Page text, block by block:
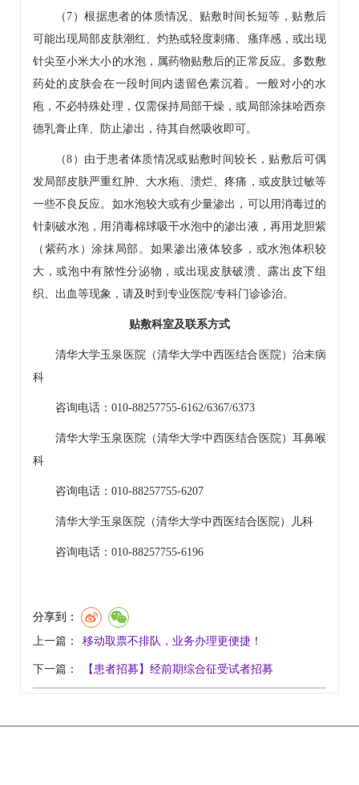
（7）根据患者的体质情况、贴敷时间长短等，贴敷后
可能出现局部皮肤潮红、灼热或轻度刺痛、瘙痒感，或出现
针尖至小米大小的水泡，属药物贴敷后的正常反应。多数敷
药处的皮肤会在一段时间内遗留色素沉着。一般对小的水
疱，不必特殊处理，仅需保持局部干燥，或局部涂抹哈西奈
德乳膏止痒、防止渗出，待其自然吸收即可。
（8）由于患者体质情况或贴敷时间较长，贴敷后可偶
发局部皮肤严重红肿、大水疱、溃烂、疼痛，或皮肤过敏等
一些不良反应。如水泡较大或有少量渗出，可以用消毒过的
针刺破水泡，用消毒棉球吸干水泡中的渗出液，再用龙胆紫
（紫药水）涂抹局部。如果渗出液体较多，或水泡体积较
大，或泡中有脓性分泌物，或出现皮肤破溃、露出皮下组
织、出血等现象，请及时到专业医院/专科门诊诊治。
贴敷科室及联系方式
清华大学玉泉医院（清华大学中西医结合医院）治未病
科
咨询电话：010-88257755-6162/6367/6373
清华大学玉泉医院（清华大学中西医结合医院） 耳鼻喉
科
咨询电话：010-88257755-6207
清华大学玉泉医院（清华大学中西医结合医院） 儿科
咨询电话：010-88257755-6196
分享到：
上一篇： 移动取票不排队，业务办理更便捷！
下一篇： 【患者招募】经前期综合征受试者招募